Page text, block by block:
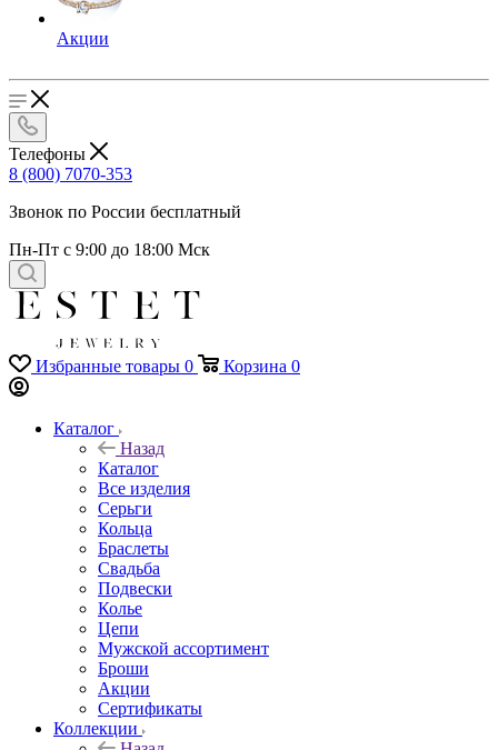
Акции
Телефоны
8 (800) 7070-353
Звонок по России бесплатный
Пн-Пт с 9:00 до 18:00 Мск
Избранные товары 0 Корзина 0
Каталог
Назад
Каталог
Все изделия
Серьги
Кольца
Браслеты
Свадьба
Подвески
Колье
Цепи
Мужской ассортимент
Броши
Акции
Сертификаты
Коллекции